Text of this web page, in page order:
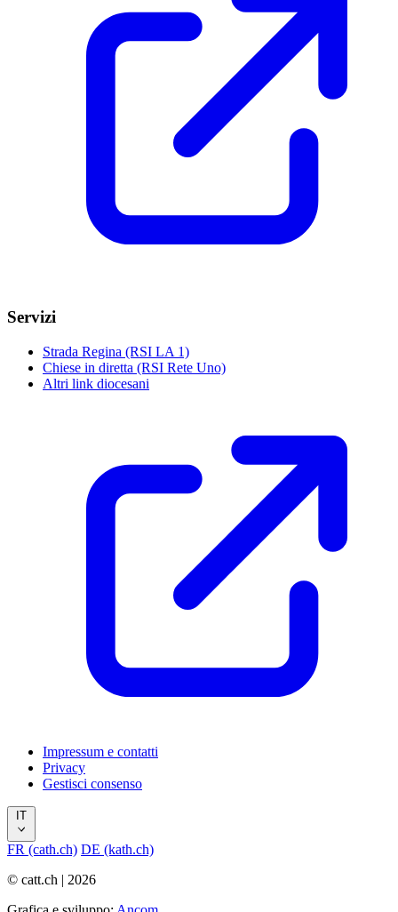
Servizi
Strada Regina (RSI LA 1)
Chiese in diretta (RSI Rete Uno)
Altri link diocesani
Impressum e contatti
Privacy
Gestisci consenso
IT
FR (cath.ch) DE (kath.ch)
© catt.ch | 2026